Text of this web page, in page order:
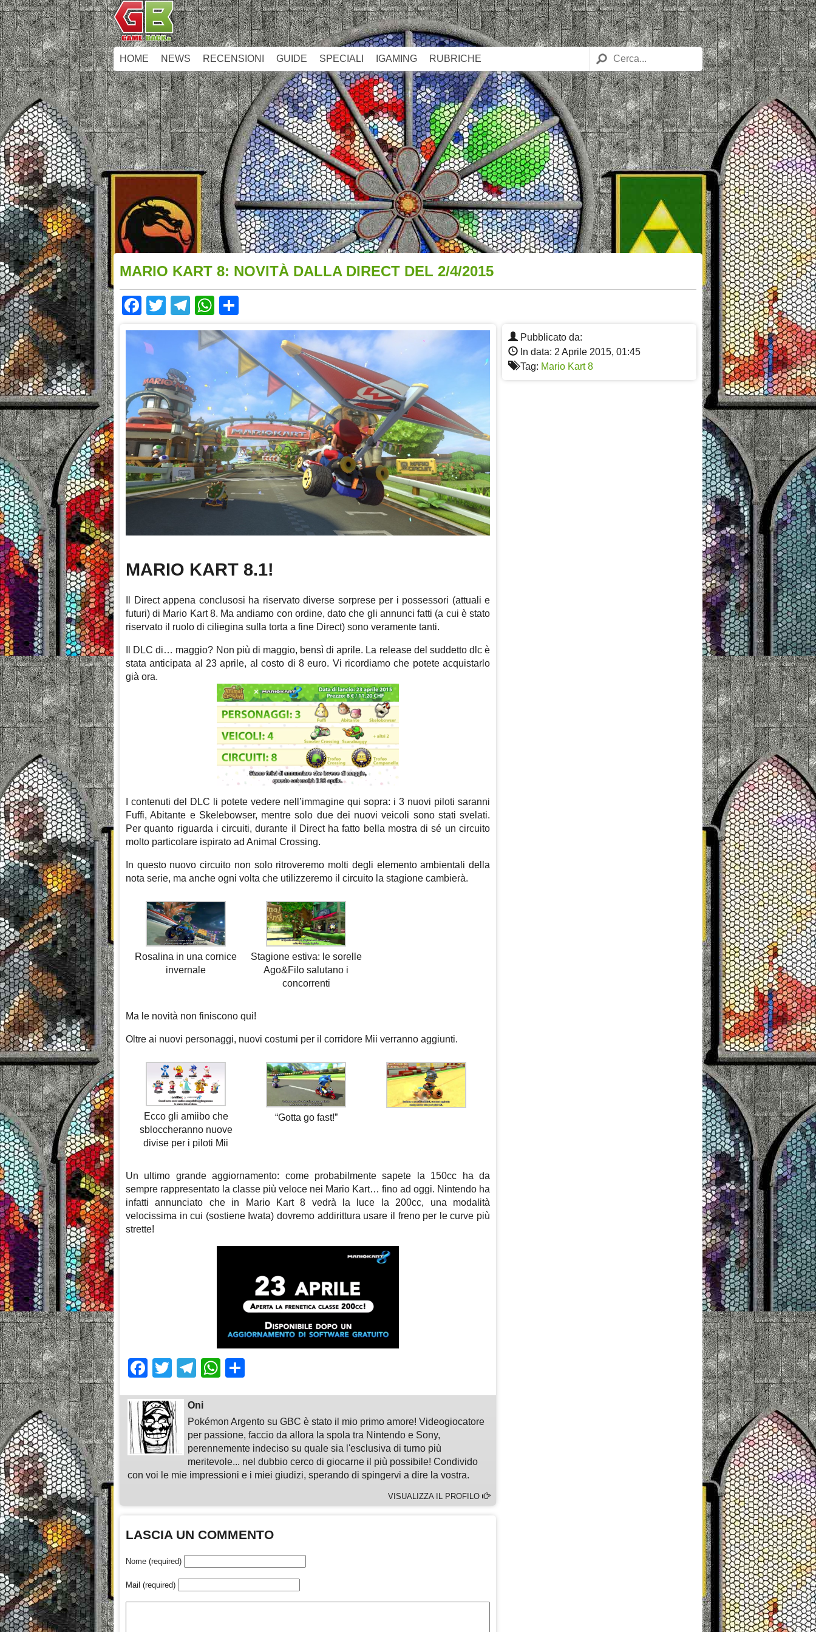
HOME NEWS RECENSIONI GUIDE SPECIALI IGAMING RUBRICHE
MARIO KART 8: NOVITÀ DALLA DIRECT DEL 2/4/2015
Facebook
TwitterTelegram
WhatsApp
Pubblicato da:
In data: 2 Aprile 2015, 01:45
Tag: Mario Kart 8
MARIO KART 8.1!
Il Direct appena conclusosi ha riservato diverse sorprese per i possessori (attuali e
futuri) di Mario Kart 8. Ma andiamo con ordine, dato che gli annunci fatti (a cui è stato
riservato il ruolo di ciliegina sulla torta a fine Direct) sono veramente tanti.
Il DLC di… maggio? Non più di maggio, bensì di aprile. La release del suddetto dlc è
stata anticipata al 23 aprile, al costo di 8 euro. Vi ricordiamo che potete acquistarlo
già ora.
I contenuti del DLC li potete vedere nell’immagine qui sopra: i 3 nuovi piloti saranni
Fuffi, Abitante e Skelebowser, mentre solo due dei nuovi veicoli sono stati svelati.
Per quanto riguarda i circuiti, durante il Direct ha fatto bella mostra di sé un circuito
molto particolare ispirato ad Animal Crossing.
In questo nuovo circuito non solo ritroveremo molti degli elemento ambientali della
nota serie, ma anche ogni volta che utilizzeremo il circuito la stagione cambierà.
Rosalina in una cornice
invernale
Stagione estiva: le sorelle
Ago&Filo salutano i
concorrenti
Ma le novità non finiscono qui!
Oltre ai nuovi personaggi, nuovi costumi per il corridore Mii verranno aggiunti.
Ecco gli amiibo che
sbloccheranno nuove
divise per i piloti Mii
“Gotta go fast!”
Un ultimo grande aggiornamento: come probabilmente sapete la 150cc ha da
sempre rappresentato la classe più veloce nei Mario Kart… fino ad oggi. Nintendo ha
infatti annunciato che in Mario Kart 8 vedrà la luce la 200cc, una modalità
velocissima in cui (sostiene Iwata) dovremo addirittura usare il freno per le curve più
strette!
Facebook
TwitterTelegram
WhatsApp
Oni
Pokémon Argento su GBC è stato il mio primo amore! Videogiocatore
per passione, faccio da allora la spola tra Nintendo e Sony,
perennemente indeciso su quale sia l'esclusiva di turno più
meritevole... nel dubbio cerco di giocarne il più possibile! Condivido
con voi le mie impressioni e i miei giudizi, sperando di spingervi a dire la vostra.
VISUALIZZA IL PROFILO
LASCIA UN COMMENTO
Nome (required)
Mail (required)